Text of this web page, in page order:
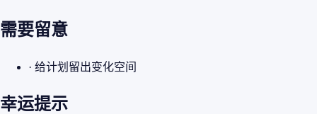
需要留意
· 给计划留出变化空间
幸运提示